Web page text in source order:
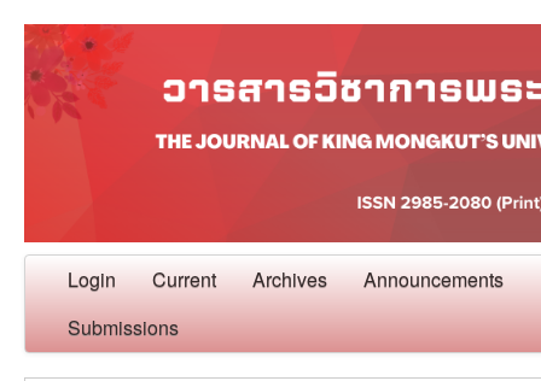
Login Current Archives Announcements
Submissions